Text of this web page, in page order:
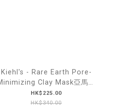
Kiehl's - Rare Earth Pore-
Clay Mask亞馬遜
白泥清潔面膜 125ml
HK$225.00
HK$340.00